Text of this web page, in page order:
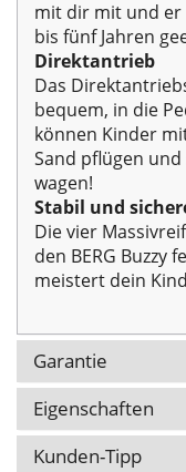
mit dir mit und er
bis fünf Jahren
Direktantrieb
Das
bequem, in die
können Kinder
Sand pflügen
wagen!
Stabil und
Die vier
den BERG Buzzy
meistert dein
Garantie
Eigenschaften
Kunden-Tipp